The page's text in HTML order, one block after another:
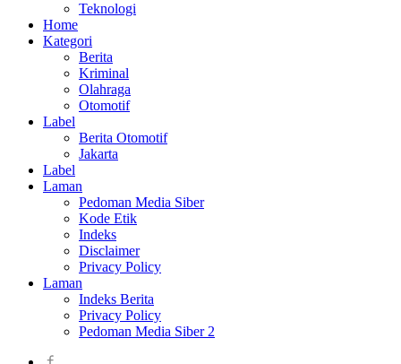
Teknologi
Home
Kategori
Berita
Kriminal
Olahraga
Otomotif
Label
Berita Otomotif
Jakarta
Label
Laman
Pedoman Media Siber
Kode Etik
Indeks
Disclaimer
Privacy Policy
Laman
Indeks Berita
Privacy Policy
Pedoman Media Siber 2